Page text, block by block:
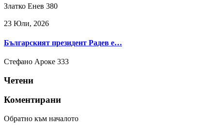
Златко Енев 380
23 Юли, 2026
Българският президент Радев е…
Стефано Ароке 333
Четени
Коментирани
Обратно към началото